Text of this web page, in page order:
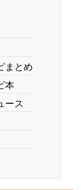
まとめ
本
ース